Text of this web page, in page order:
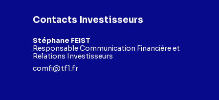
Contacts Investisseurs
Stéphane FEIST
Responsable Communication Financière et
Relations Investisseurs
comfi@tf1.fr